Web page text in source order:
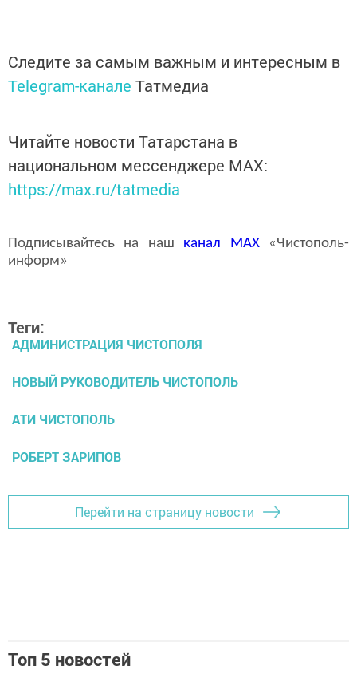
Следите за самым важным и интересным в
Telegram-канале Татмедиа
Читайте новости Татарстана в
национальном мессенджере MАХ:
https://max.ru/tatmedia
Подписывайтесь на наш канал MAX«Чистополь-
информ»
Теги:
АДМИНИСТРАЦИЯ ЧИСТОПОЛЯ
НОВЫЙ РУКОВОДИТЕЛЬ ЧИСТОПОЛЬ
АТИ ЧИСТОПОЛЬ
РОБЕРТ ЗАРИПОВ
Перейти на страницу новости
Топ 5 новостей